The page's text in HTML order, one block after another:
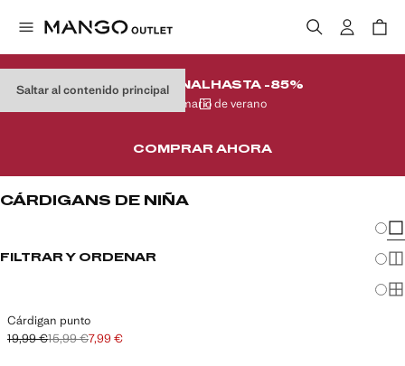
Saltar al contenido principal
REMATE FINAL HASTA -85%
En tu armario de verano
COMPRAR AHORA
CÁRDIGANS DE NIÑA
FILTRAR Y ORDENAR
Cárdigan punto
Precio inicial tachado [19,99 € ]
19,99 €
Segundo precio tachado [15,99 € ]
15,99 €
Precio actual [7,99 € ]
7,99 €